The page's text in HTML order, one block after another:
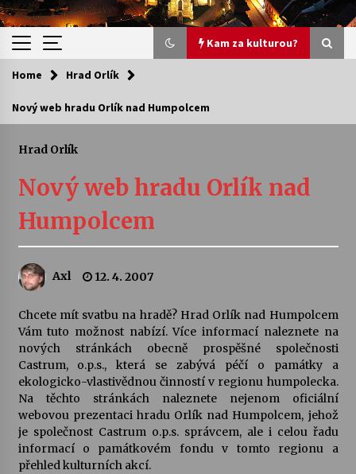
Kam za kulturou?
Kam za kulturou?
kapkou
Veselí muzikanti
Pozvánka na integrační festival Quijotova
šedesátka: 28. 7.–1. 8. 2026
28. 7. 2026
Letní koncerty ve Stromovce: Kolchoz a
Jenakaši
28. 7. 2026
Home Hrad Orlík
Nový web hradu Orlík nad Humpolcem
Hrad Orlík
Nový web hradu Orlík nad
Humpolcem
Axl 12. 4. 2007
Chcete mít svatbu na hradě? Hrad Orlík nad Humpolcem
Vám tuto možnost nabízí. Více informací naleznete na
nových stránkách obecně prospěšné společnosti
Castrum, o.p.s., která se zabývá péčí o památky a
ekologicko-vlastivědnou činností v regionu humpolecka.
Na těchto stránkách naleznete nejenom oficiální
webovou prezentaci hradu Orlík nad Humpolcem, jehož
je společnost Castrum o.p.s. správcem, ale i celou řadu
informací o památkovém fondu v tomto regionu a
přehled kulturních akcí.